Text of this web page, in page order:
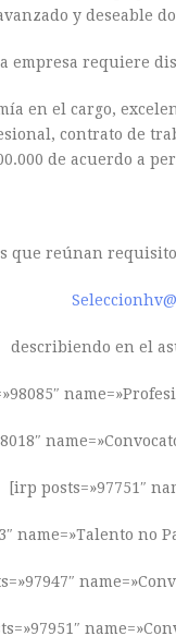
y deseable
empresa requiere
en el cargo,
contrato de
de acuerdo a
que reúnan
describiendo en el
[irp posts=»97751″
name=»Talento no